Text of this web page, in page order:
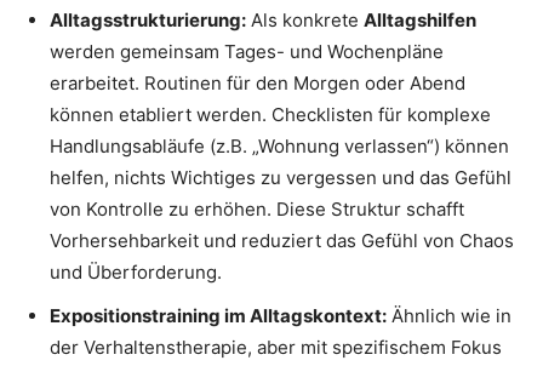
Alltagsstrukturierung: Als konkrete Alltagshilfen
werden gemeinsam Tages- und Wochenpläne
erarbeitet. Routinen für den Morgen oder Abend
können etabliert werden. Checklisten für komplexe
Handlungsabläufe (z.B. „Wohnung verlassen“) können
helfen, nichts Wichtiges zu vergessen und das Gefühl
von Kontrolle zu erhöhen. Diese Struktur schafft
Vorhersehbarkeit und reduziert das Gefühl von Chaos
und Überforderung.
Expositionstraining im Alltagskontext: Ähnlich wie in
der Verhaltenstherapie, aber mit spezifischem Fokus